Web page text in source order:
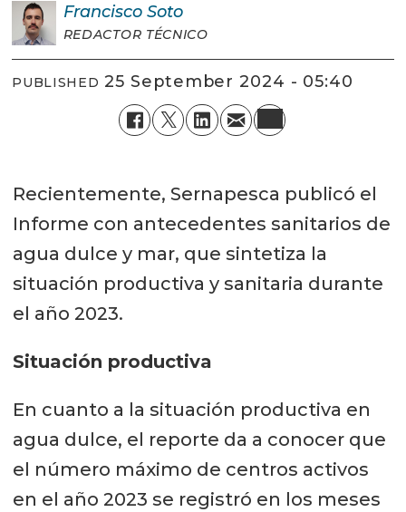
Francisco Soto
REDACTOR TÉCNICO
PUBLISHED 25 September 2024 - 05:40
Recientemente, Sernapesca publicó el
Informe con antecedentes sanitarios de
agua dulce y mar, que sintetiza la
situación productiva y sanitaria durante
el año 2023.
Situación productiva
En cuanto a la situación productiva en
agua dulce, el reporte da a conocer que
el número máximo de centros activos
en el año 2023 se registró en los meses